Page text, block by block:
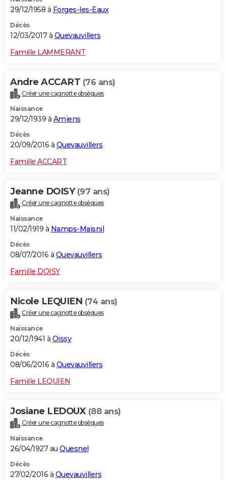
29/12/1958 à Forges-les-Eaux
Décès
12/03/2017 à Quevauvillers
Famille LAMMERANT
Andre ACCART (76 ans)
Créer une cagnotte obsèques
Naissance
29/12/1939 à Amiens
Décès
20/09/2016 à Quevauvillers
Famille ACCART
Jeanne DOISY (97 ans)
Créer une cagnotte obsèques
Naissance
11/02/1919 à Namps-Maisnil
Décès
08/07/2016 à Quevauvillers
Famille DOISY
Nicole LEQUIEN (74 ans)
Créer une cagnotte obsèques
Naissance
20/12/1941 à Oissy
Décès
08/06/2016 à Quevauvillers
Famille LEQUIEN
Josiane LEDOUX (88 ans)
Créer une cagnotte obsèques
Naissance
26/04/1927 au Quesnel
Décès
27/02/2016 à Quevauvillers